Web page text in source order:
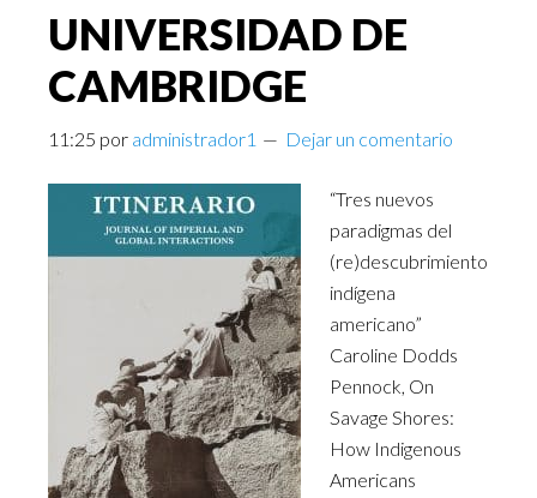
UNIVERSIDAD DE
CAMBRIDGE
11:25 por administrador1 Dejar un comentario
“Tres nuevos
paradigmas del
(re)descubrimiento
indígena
americano”
Caroline Dodds
Pennock, On
Savage Shores:
How Indigenous
Americans